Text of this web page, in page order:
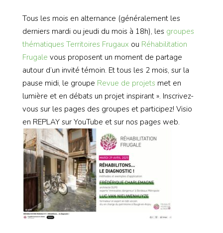
Tous les mois en alternance (généralement les
derniers mardi ou jeudi du mois à 18h), les groupes
thématiques Territoires Frugaux ou Réhabilitation
Frugale vous proposent un moment de partage
autour d’un invité témoin. Et tous les 2 mois, sur la
pause midi, le groupe Revue de projets met en
lumière et en débats un projet inspirant ». Inscrivez-
vous sur les pages des groupes et participez! Visio
en REPLAY sur YouTube et sur nos pages web.